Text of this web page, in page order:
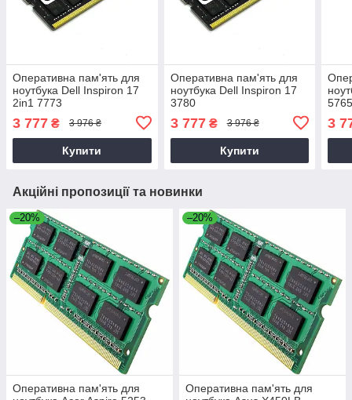
Оперативна пам'ять для
ноутбука Dell Inspiron 17
2in1 7773
3 777 ₴ 3 976 ₴
Купити
Оперативна пам'ять для
ноутбука Dell Inspiron 17
3780
3 777₴ 3 976 ₴
Купити
3
Акційні пропозиції та новинки
–20%
Оперативна пам'ять для
–20%
Оперативна пам'ять для